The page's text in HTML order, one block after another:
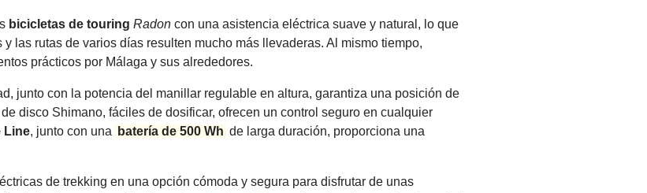
tu bicicleta de alquiler
ofrecemos elalquiler de baterías de repuesto, ideal si necesitas más
días. Te recomendamos reservarlas con antelación, ya que la disponibilidad
disponibles y asegúrate de indicarnos todo lo que necesites al hacer la reserva,
bicicletas de touring Radon con una asistencia eléctrica suave y natural, lo que
las rutas de varios días resulten mucho más llevaderas. Al mismo tiempo,
prácticos por Málaga y sus alrededores.
junto con la potencia del manillar regulable en altura, garantiza una posición de
disco Shimano, fáciles de dosificar, ofrecen un control seguro en cualquier
Line, junto con una batería de 500 Wh de larga duración, proporciona una
de trekking en una opción cómoda y segura para disfrutar de unas